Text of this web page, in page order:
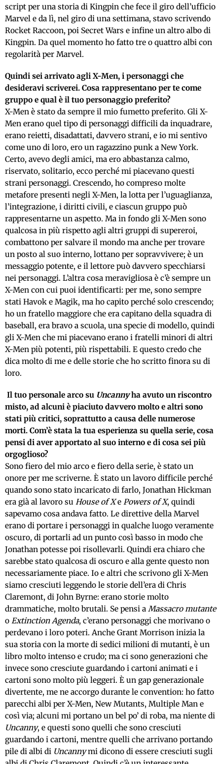
script per una storia di Kingpin che fece il giro dell’ufficio
Marvel e da lì, nel giro di una settimana, stavo scrivendo
Rocket Raccoon, poi Secret Wars e infine un altro albo di
Kingpin. Da quel momento ho fatto tre o quattro albi con
regolarità per Marvel.
Quindi sei arrivato agli X-Men, i personaggi che
desideravi scriverei. Cosa rappresentano per te come
gruppo e qual è il tuo personaggio preferito?
X-Men è stato da sempre il mio fumetto preferito. Gli X-
Men erano quel tipo di personaggi difficili da inquadrare,
erano reietti, disadattati, davvero strani, e io mi sentivo
come uno di loro, ero un ragazzino punk a New York.
Certo, avevo degli amici, ma ero abbastanza calmo,
riservato, solitario, ecco perché mi piacevano questi
strani personaggi. Crescendo, ho compreso molte
metafore presenti negli X-Men, la lotta per l’uguaglianza,
l’integrazione, i diritti civili, e ciascun gruppo può
rappresentarne un aspetto. Ma in fondo gli X-Men sono
qualcosa in più rispetto agli altri gruppi di supereroi,
combattono per salvare il mondo ma anche per trovare
un posto al suo interno, lottano per sopravvivere; è un
messaggio potente, e il lettore può davvero specchiarsi
nei personaggi. L’altra cosa meravigliosa è c’è sempre un
X-Men con cui puoi identificarti: per me, sono sempre
stati Havok e Magik, ma ho capito perché solo crescendo;
ho un fratello maggiore che era capitano della squadra di
baseball, era bravo a scuola, una specie di modello, quindi
gli X-Men che mi piacevano erano i fratelli minori di altri
X-Men più potenti, più rispettabili. E questo credo che
dica molto di me e delle storie che ho scritto finora su di
loro.
Il tuo personale arco su Uncannyha avuto un riscontro
misto, ad alcuni è piaciuto davvero molto e altri sono
stati più critici, soprattutto a causa delle numerose
morti. Com’è stata la tua esperienza su quella serie, cosa
pensi di aver apportato al suo interno e di cosa sei più
orgoglioso?
Sono fiero del mio arco e fiero della serie, è stato un
onore per me scriverne. È stato un lavoro difficile perché
quando sono stato incaricato di farlo, Jonathan Hickman
era già al lavoro su House of Xe Powers of X, quindi
sapevamo cosa andava fatto. Le direttive della Marvel
erano di portare i personaggi in qualche luogo veramente
oscuro, di portarli ad un punto così basso in modo che
Jonathan potesse poi risollevarli. Quindi era chiaro che
sarebbe stato qualcosa di oscuro e alla gente questo non
necessariamente piace. Io e altri che scrivono gli X-Men
siamo cresciuti leggendo le storie dell’era di Chris
Claremont, di John Byrne: erano storie molto
drammatiche, molto brutali. Se pensi a Massacro mutante
o Extinction Agenda, c’erano personaggi che morivano o
perdevano i loro poteri. Anche Grant Morrison inizia la
sua storia con la morte di sedici milioni di mutanti, è un
libro molto intenso e crudo; ma ci sono generazioni che
invece sono cresciute guardando i cartoni animati e i
cartoni sono molto più leggeri. È un gap generazionale
divertente, me ne accorgo durante le convention: ho fatto
parecchi albi per X-Men, New Mutants, Multiple Man e
così via; alcuni mi portano un bel po’ di roba, ma niente di
Uncanny, e questi sono quelli che sono cresciuti
guardando i cartoni, mentre quelli che arrivano portando
pile di albi di Uncannymi dicono di essere cresciuti sugli